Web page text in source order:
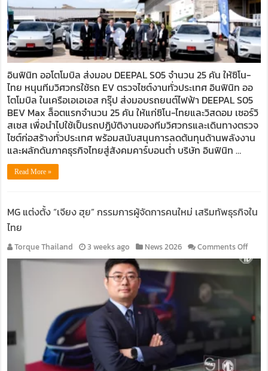
มอบ
S05
25
คัน
ให้
ซิโน-
ไทย
ใช้
งาน
สนาม
อินฟินิท ออโตโมบิล ส่งมอบ DEEPAL S05 จำนวน 25 คัน ให้ซิโน-
ไทย หนุนทีมวิศวกรใช้รถ EV ตรวจไซต์งานทั่วประเทศ อินฟินิท ออ
โตโมบิล ในเครือเอเอเอส กรุ๊ป ส่งมอบรถยนต์ไฟฟ้า DEEPAL S05
BEV Max ล็อตแรกจำนวน 25 คัน ให้แก่ซิโน-ไทยและวิสดอม เซอร์วิ
สเซส เพื่อนำไปใช้เป็นรถปฏิบัติงานของทีมวิศวกรและเดินทางตรวจ
ไซต์ก่อสร้างทั่วประเทศ พร้อมสนับสนุนการลดต้นทุนด้านพลังงาน
และผลักดันภาคธุรกิจไทยสู่สังคมคาร์บอนต่ำ บริษัท อินฟินิท …
Read More »
MG แต่งตั้ง “เจียง ฮุย” กรรมการผู้จัดการคนใหม่ เสริมทัพธุรกิจใน
ไทย
Torque Thailand 3 weeks ago News 2026 Comments Offon
MG
กรรม
ผู้